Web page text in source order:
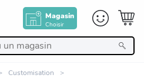
Magasin
Choisir
Customisation